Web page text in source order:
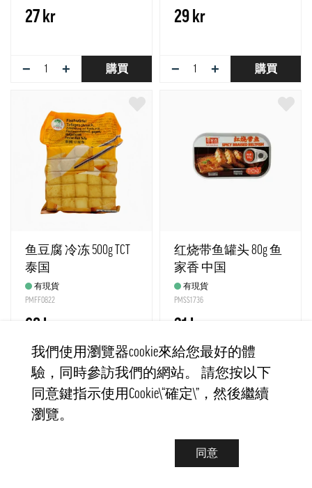
27 kr
− + 購買
29 kr
− + 購買
鱼豆腐 冷冻 500g TCT
泰国
有現貨
PMFF0822
68 kr
− + 購買
红烧带鱼罐头 80g 鱼
家香 中国
有現貨
PMSS1736
31 kr
− + 購買
我們使用瀏覽器cookie來給您最好的體
驗，同時參訪我們的網站。 請您按以下
同意鍵指示使用Cookie\“確定\”，然後繼續
瀏覽。
同意